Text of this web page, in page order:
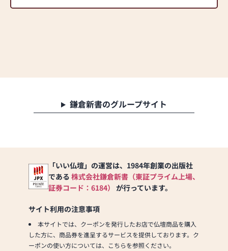
鎌倉新書のグループサイト
「いい仏壇」の運営は、1984年創業の出版社
である 株式会社鎌倉新書（東証プライム上場、
証券コード：6184） が行っています。
サイト利用の注意事項
本サイトでは、クーポンを発行したお店で仏壇商品を購入
した方に、商品券を進呈するサービスを提供しております。ク
ーポンの使い方については、こちらを参照ください。